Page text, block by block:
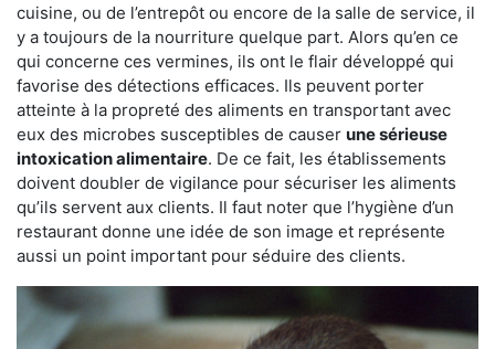
cuisine, ou de l’entrepôt ou encore de la salle de service, il
y a toujours de la nourriture quelque part. Alors qu’en ce
qui concerne ces vermines, ils ont le flair développé qui
favorise des détections efficaces. Ils peuvent porter
atteinte à la propreté des aliments en transportant avec
eux des microbes susceptibles de causer une sérieuse
intoxication alimentaire. De ce fait, les établissements
doivent doubler de vigilance pour sécuriser les aliments
qu’ils servent aux clients. Il faut noter que l’hygiène d’un
restaurant donne une idée de son image et représente
aussi un point important pour séduire des clients.